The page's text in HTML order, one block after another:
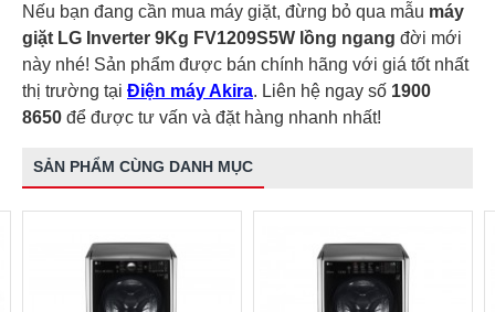
Nếu bạn đang cần mua máy giặt, đừng bỏ qua mẫu máy
giặt LG Inverter 9Kg FV1209S5W lồng ngang đời mới
này nhé! Sản phẩm được bán chính hãng với giá tốt nhất
thị trường tại Điện máy Akira. Liên hệ ngay số 1900
8650 để được tư vấn và đặt hàng nhanh nhất!
SẢN PHẨM CÙNG DANH MỤC